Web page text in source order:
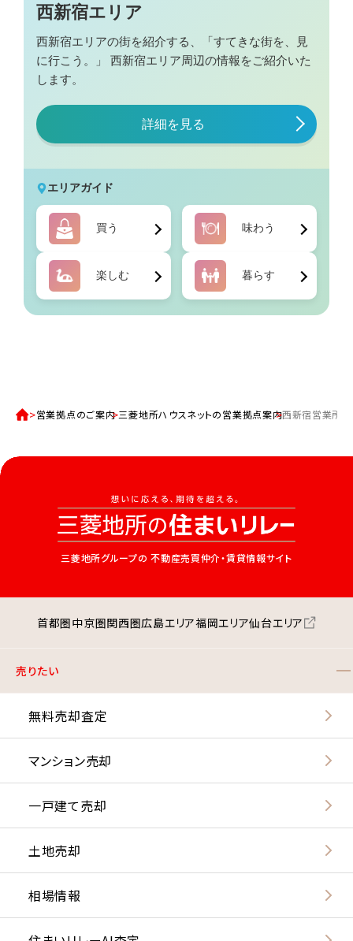
営業拠点のご案内 三菱地所ハウスネットの営業拠点案内西新宿営業所
三菱地所グループの 不動産売買仲介・賃貸情報サイト
首都圏中京圏関西圏広島エリア福岡エリア仙台エリア
売りたい
無料売却査定
マンション売却
一戸建て売却
土地売却
相場情報